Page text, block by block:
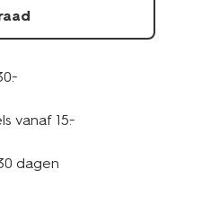
vanaf 15.-
dagen